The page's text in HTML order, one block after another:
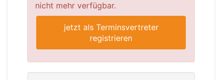
nicht mehr verfügbar.
jetzt als Terminsvertreter
registrieren